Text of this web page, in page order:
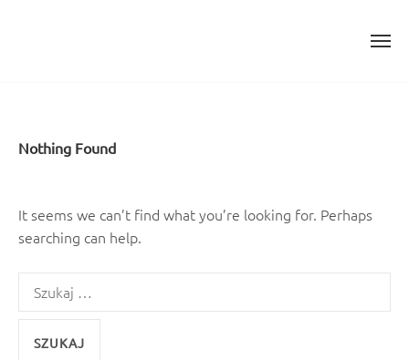
content
Nothing Found
It seems we can’t find what you’re looking for. Perhaps
searching can help.